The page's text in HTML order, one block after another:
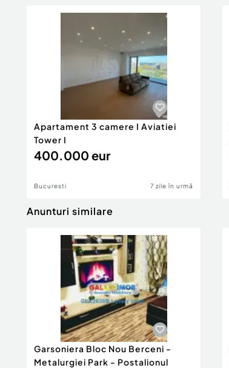
Apartament 3 camere I Aviatiei
Tower I
400.000 eur
Bucuresti 7 zile în urmă
Anunturi similare
Garsoniera Bloc Nou Berceni -
Metalurgiei Park - Postalionul